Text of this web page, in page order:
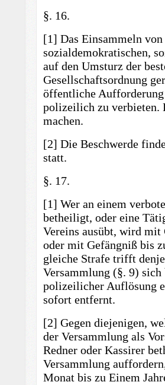
§. 16.
[1] Das Einsammeln
sozialdemokratischen,
auf den Umsturz der
Gesellschaftsordnung
öffentliche
polizeilich zu verbieten.
machen.
[2] Die Beschwerde
statt.
§. 17.
[1] Wer an einem
betheiligt, oder eine
Vereins ausübt, wird
oder mit Gefängniß bis
gleiche Strafe trifft
Versammlung (§. 9)
polizeilicher Auflösung
sofort entfernt.
[2] Gegen diejenigen,
der Versammlung als
Redner oder Kassirer
Versammlung
Monat bis zu Einem